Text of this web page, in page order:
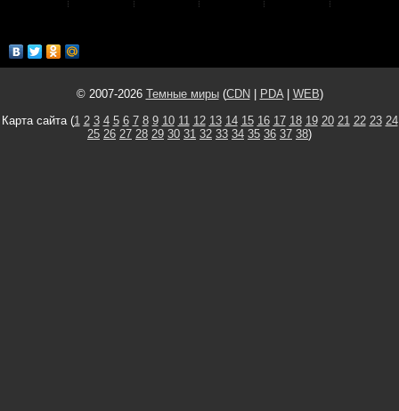
© 2007-2026 Темные миры(CDN PDA| WEB)
Карта сайта (1 2 3 4 5 6 7 8 9 10 11 12 13 14 15 16 17 18 19 20 21 22 23 24
25 26 27 28 29 30 31 32 33 34 35 36 37 38)